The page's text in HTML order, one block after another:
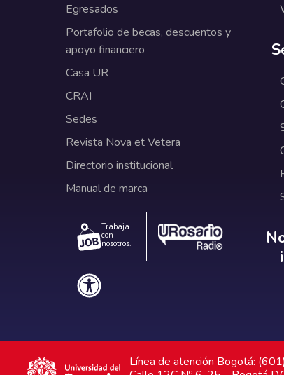
Egresados
Portafolio de becas, descuentos y
apoyo financiero
Casa UR
CRAI
Sedes
Revista Nova et Vetera
Directorio institucional
Manual de marca
Trabaja
con
nosotros.
Línea de atención Bogotá: